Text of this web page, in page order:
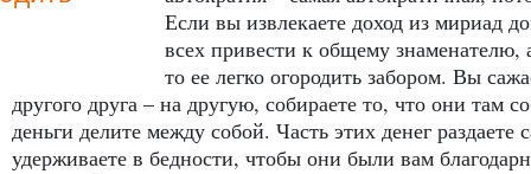
Если вы извлекаете доход из мириад
всех привести к общему знаменателю,
то ее легко огородить забором. Вы
другого друга – на другую, собираете то, что они там
деньги делите между собой. Часть этих денег
удерживаете в бедности, чтобы они были вам